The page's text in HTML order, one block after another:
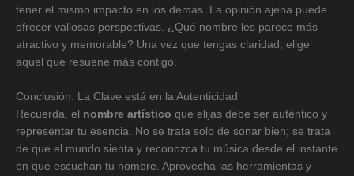
tener el mismo impacto en los demás. La opinión ajena puede
ofrecer valiosas perspectivas. ¿Qué nombre les parece más
atractivo y memorable? Una vez que tengas claridad, elige
aquel que resuene más contigo.
Conclusión: La Clave está en la Autenticidad
Recuerda, el nombre artístico que elijas debe ser auténtico y
representar tu esencia. No se trata solo de sonar bien; se trata
de que el mundo sienta y reconozca tu música desde el instante
en que escuchan tu nombre. Aprovecha las herramientas y